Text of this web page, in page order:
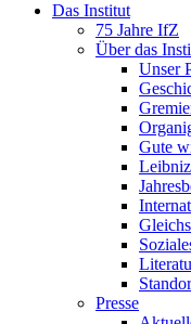
Das Institut
75 Jahre IfZ
Über das
Unser
Gute
Presse